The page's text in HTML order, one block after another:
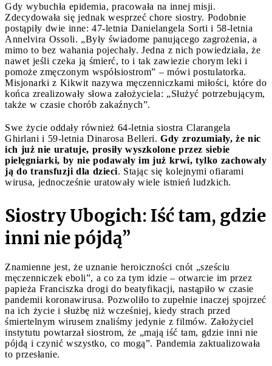
Gdy wybuchła epidemia, pracowała na innej misji.
Zdecydowała się jednak wesprzeć chore siostry. Podobnie
postąpiły dwie inne: 47-letnia Danielangela Sorti i 58-letnia
Annelvira Ossoli. „Były świadome panującego zagrożenia, a
mimo to bez wahania pojechały. Jedna z nich powiedziała, że
nawet jeśli czeka ją śmierć, to i tak zawiezie chorym leki i
pomoże zmęczonym współsiostrom” – mówi postulatorka.
Misjonarki z Kikwit nazywa męczenniczkami miłości, które do
końca zrealizowały słowa założyciela: „Służyć potrzebującym,
także w czasie chorób zakaźnych”.
Swe życie oddały również 64-letnia siostra Clarangela
Ghirlani i 59-letnia Dinarosa Belleri. Gdy zrozumiały, że nic
ich już nie uratuje, prosiły wyszkolone przez siebie
pielęgniarki, by nie podawały im już krwi, tylko zachowały
ją do transfuzji dla dzieci. Stając się kolejnymi ofiarami
wirusa, jednocześnie uratowały wiele istnień ludzkich.
Siostry Ubogich: Iść tam, gdzie
inni nie pójdą”
Znamienne jest, że uznanie heroiczności cnót „sześciu
męczenniczek eboli”, a co za tym idzie – otwarcie im przez
papieża Franciszka drogi do beatyfikacji, nastąpiło w czasie
pandemii koronawirusa. Pozwoliło to zupełnie inaczej spojrzeć
na ich życie i służbę niż wcześniej, kiedy strach przed
śmiertelnym wirusem znaliśmy jedynie z filmów. Założyciel
instytutu powtarzał siostrom, że „mają iść tam, gdzie inni nie
pójdą i czynić wszystko, co mogą”. Pandemia zaktualizowała
to przesłanie.